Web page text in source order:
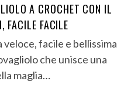
A CROCHET CON IL
FACILE FACILE
facile e bellissima
che unisce una
maglia…